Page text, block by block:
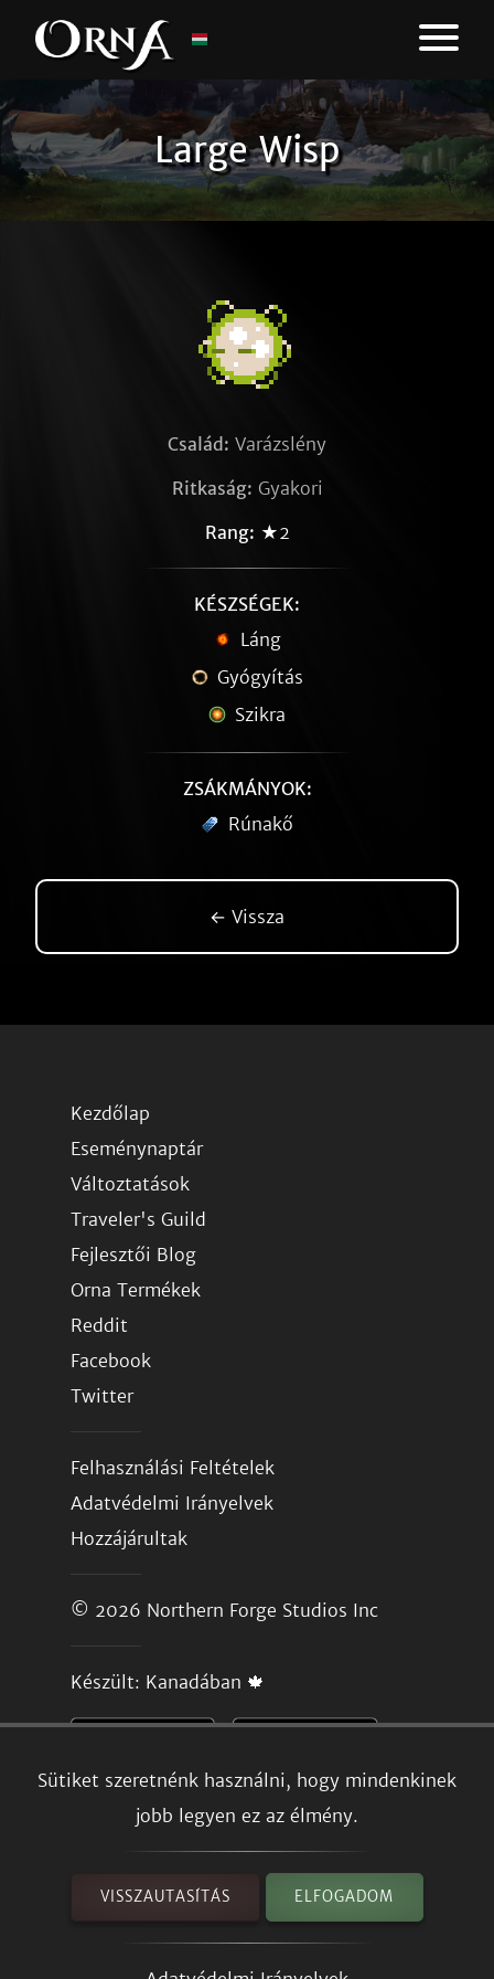
Large Wisp
Sütiket szeretnénk használni, hogy mindenkinek
jobb legyen ez az élmény.
VISSZAUTASÍTÁS ELFOGADOM
Család: Varázslény
Ritkaság: Gyakori
Rang: ★2
KÉSZSÉGEK:
Láng
Gyógyítás
Szikra
ZSÁKMÁNYOK:
Rúnakő
← Vissza
Kezdőlap
Eseménynaptár
Változtatások
Traveler's Guild
Fejlesztői Blog
Orna Termékek
Reddit
Facebook
Twitter
Felhasználási Feltételek
Adatvédelmi Irányelvek
Hozzájárultak
© 2026 Northern Forge Studios Inc
Készült: Kanadában 🍁